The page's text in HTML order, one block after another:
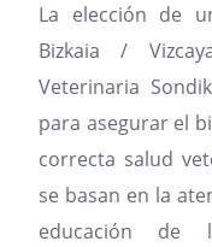
La elección de
Bizkaia /
Veterinaria
para asegurar el
correcta salud
se basan en la
educación de